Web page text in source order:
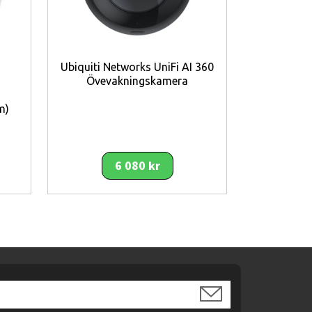
mörker.
Ubiquiti Networks UniFi AI 360
Övevakningskamera
6 080 kr